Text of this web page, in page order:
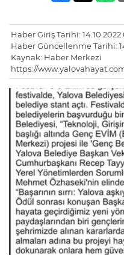
Haber Giriş Tarihi:
Haber Güncellenme Tarihi:
Kaynak: Haber Merkezi
https://